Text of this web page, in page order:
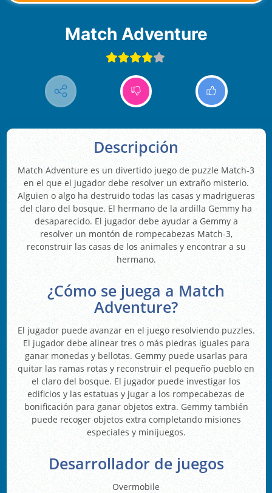
Match Adventure
Descripción
Match Adventure es un divertido juego de puzzle Match-3
en el que el jugador debe resolver un extraño misterio.
Alguien o algo ha destruido todas las casas y madrigueras
del claro del bosque. El hermano de la ardilla Gemmy ha
desaparecido. El jugador debe ayudar a Gemmy a
resolver un montón de rompecabezas Match-3,
reconstruir las casas de los animales y encontrar a su
hermano.
¿Cómo se juega a Match
Adventure?
El jugador puede avanzar en el juego resolviendo puzzles.
El jugador debe alinear tres o más piedras iguales para
ganar monedas y bellotas. Gemmy puede usarlas para
quitar las ramas rotas y reconstruir el pequeño pueblo en
el claro del bosque. El jugador puede investigar los
edificios y las estatuas y jugar a los rompecabezas de
bonificación para ganar objetos extra. Gemmy también
puede recoger objetos extra completando misiones
especiales y minijuegos.
Desarrollador de juegos
Overmobile